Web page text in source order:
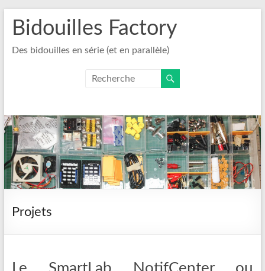
contenu
Bidouilles Factory
Des bidouilles en série (et en parallèle)
Projets